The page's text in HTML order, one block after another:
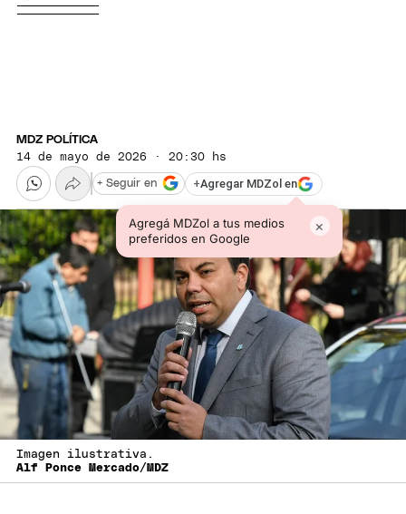
MDZ POLÍTICA
14 de mayo de 2026 · 20:30 hs
+Agregar MDZol en
Agregá MDZol a tus medios
preferidos en Google
×
+ Seguir en
Imagen ilustrativa.
Alf Ponce Mercado/MDZ